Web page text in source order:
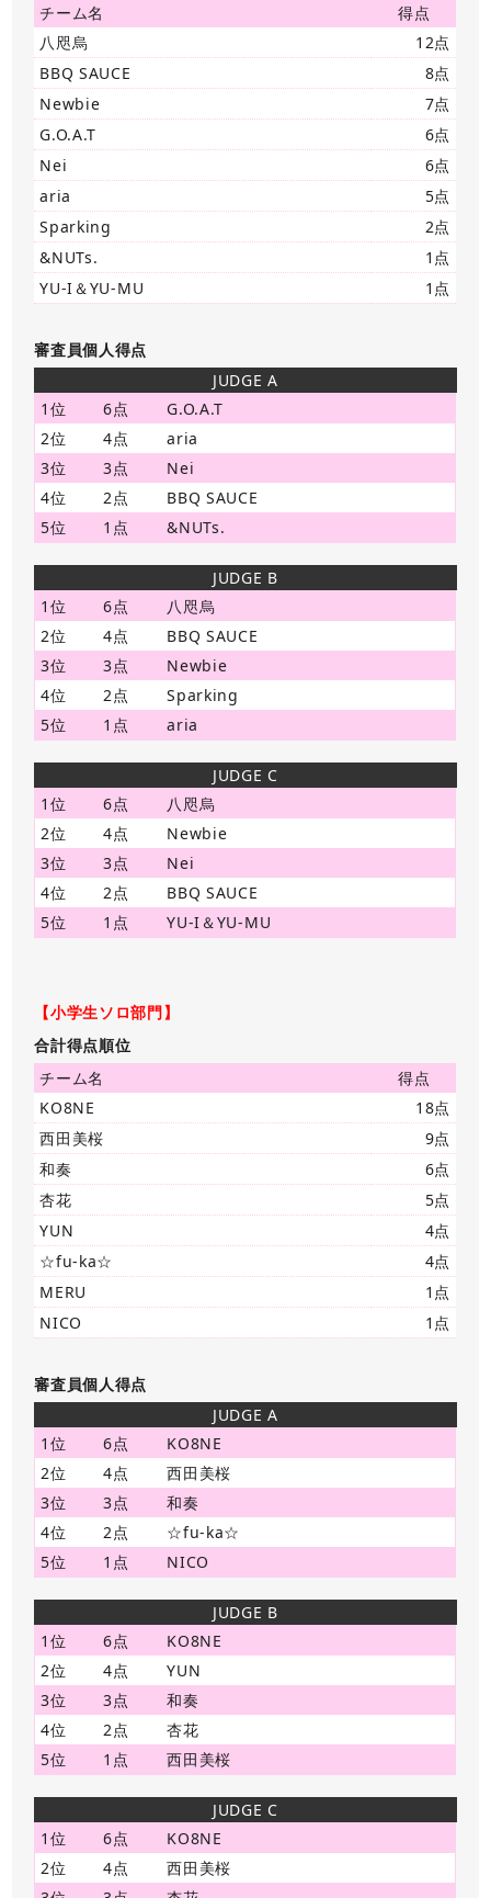
チーム名
得点
八咫烏
12点
BBQ SAUCE
8点
Newbie
7点
G.O.A.T
6点
Nei
6点
aria
5点
Sparking
2点
&NUTs.
1点
YU-I＆YU-MU
1点
審査員個人得点
JUDGE A
1位
6点
G.O.A.T
2位
4点
aria
3位
3点
Nei
4位
2点
BBQ SAUCE
5位
1点 &NUTs.
JUDGE B
1位
6点
八咫烏
2位
4点
BBQ SAUCE
3位
3点
Newbie
4位
2点
Sparking
5位
1点 aria
JUDGE C
1位
6点
八咫烏
2位
4点
Newbie
3位
3点
Nei
4位
2点
BBQ SAUCE
5位
1点 YU-I＆YU-MU
【小学生ソロ部門】
合計得点順位
チーム名
得点
KO8NE
18点
西田美桜
9点
和奏
6点
杏花
5点
YUN
4点
☆fu-ka☆
4点
MERU
1点
NICO
1点
審査員個人得点
JUDGE A
1位
6点
KO8NE
2位
4点
西田美桜
3位
3点
和奏
4位
2点
☆fu-ka☆
5位
1点 NICO
JUDGE B
1位
6点
KO8NE
2位
4点
YUN
3位
3点
和奏
4位
2点
杏花
5位
1点 西田美桜
JUDGE C
1位
6点
KO8NE
2位
4点
西田美桜